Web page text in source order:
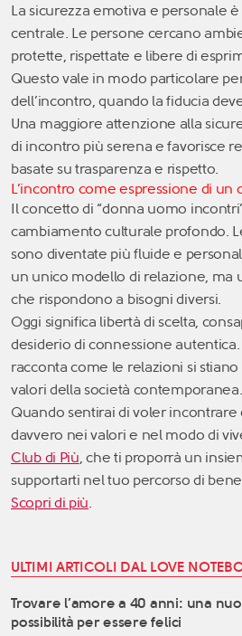
La sicurezza emotiva e personale
centrale. Le persone cercano
protette, rispettate e libere di
Questo vale in modo particolare
dell’incontro, quando la fiducia
Una maggiore attenzione alla
di incontro più serena e favorisce
basate su trasparenza e rispetto.
L’incontro come espressione di un
Il concetto di “donna uomo
cambiamento culturale profondo.
sono diventate più fluide e
un unico modello di relazione, ma
che rispondono a bisogni diversi.
Oggi significa libertà di scelta,
desiderio di connessione
racconta come le relazioni si
valori della società contemporanea.
Quando sentirai di voler
davvero nei valori e nel modo di
Club di Più , che ti proporrà un
supportarti nel tuo percorso di
Scopri di più
ULTIMI ARTICOLI DAL LOVE
Trovare l’amore a 40 anni: una
possibilità per essere felici